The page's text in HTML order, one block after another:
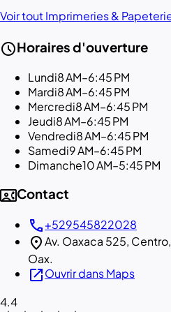
Voir tout Imprimeries &
scheduleHoraires d'ouverture
Lundi8 AM–6:45 PM
Mardi8 AM–6:45 PM
Mercredi8 AM–6:45 PM
Jeudi8 AM–6:45 PM
Vendredi8 AM–6:45 PM
Samedi9 AM–6:45 PM
Dimanche10 AM–5:45 PM
contact_phoneContact
call+529545822028
location_onAv. Oaxaca 525,
Oax.
open_in_newOuvrir dans Maps
4.4